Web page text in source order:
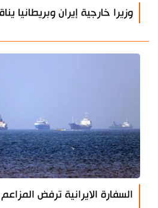
وزيرا خارجية إيران وبريطانيا
السفارة الايرانية ترفض